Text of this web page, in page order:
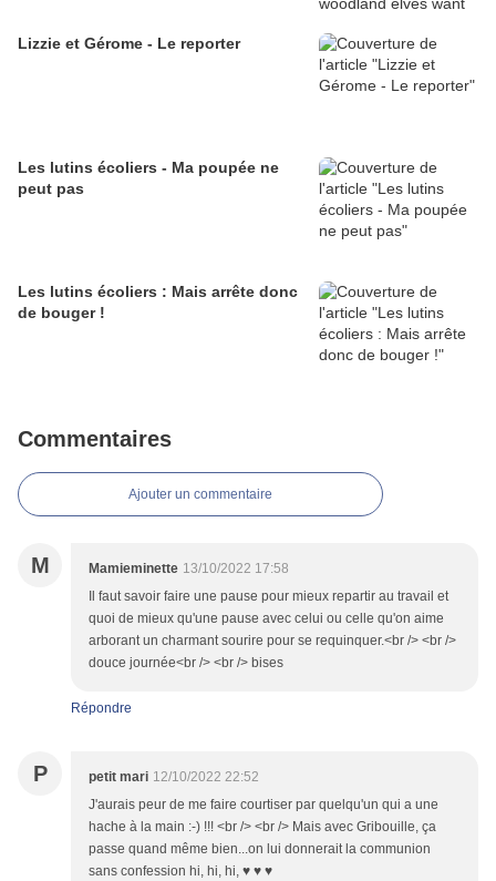
Lizzie et Gérome - Le reporter
Les lutins écoliers - Ma poupée ne
peut pas
Les lutins écoliers : Mais arrête donc
de bouger !
Commentaires
Ajouter un commentaire
M Mamieminette 13/10/2022 17:58
Il faut savoir faire une pause pour mieux repartir au travail et
quoi de mieux qu'une pause avec celui ou celle qu'on aime
arborant un charmant sourire pour se requinquer.<br /> <br />
douce journée<br /> <br /> bises
Répondre
P petit mari 12/10/2022 22:52
J'aurais peur de me faire courtiser par quelqu'un qui a une
hache à la main :-) !!! <br /> <br /> Mais avec Gribouille, ça
passe quand même bien...on lui donnerait la communion
sans confession hi, hi, hi, ♥ ♥ ♥